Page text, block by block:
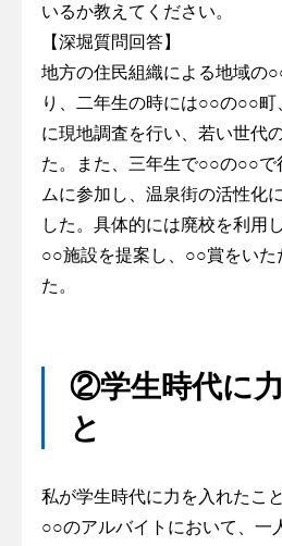
いるか教えてください。
【深堀質問回答】
地方の住民組織による地域の
り、二年生の時には○○の○○
に現地調査を行い、若い世代
た。また、三年生で○○の○○で
ムに参加し、温泉街の活性化
した。具体的には廃校を利用
○○施設を提案し、○○賞をいた
た。
②学生時代に
と
私が学生時代に力を入れたこ
○○のアルバイトにおいて、一